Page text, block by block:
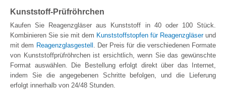
Kunststoff-Prüfröhrchen
Kaufen Sie Reagenzgläser aus Kunststoff in 40 oder 100 Stück.
Kombinieren Sie sie mit dem Kunststoffstopfen für Reagenzgläserund
mit dem Reagenzglasgestell . Der Preis für die verschiedenen Formate
von Kunststoffprüfröhrchen ist ersichtlich, wenn Sie das gewünschte
Format auswählen. Die Bestellung erfolgt direkt über das Internet,
indem Sie die angegebenen Schritte befolgen, und die Lieferung
erfolgt innerhalb von 24/48 Stunden.